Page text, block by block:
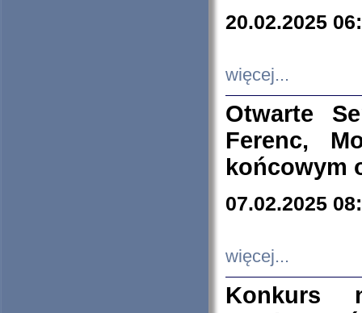
20.02.2025
więcej...
Otwarte
Ferenc,
końcowym
07.02.2025
więcej...
Konkurs